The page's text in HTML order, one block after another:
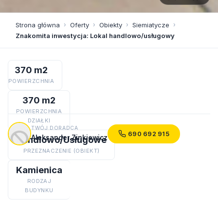
Strona główna › Oferty › Obiekty › Siemiatycze ›
Znakomita inwestycja: Lokal handlowo/usługowy
370 m2
POWIERZCHNIA
370 m2
POWIERZCHNIA
DZIAŁKI
Handlowo/Usługowe
PRZEZNACZENIE (OBIEKT)
Kamienica
RODZAJ
BUDYNKU
TWÓJ DORADCA
Aleksander Zinkiewicz 690 692 915